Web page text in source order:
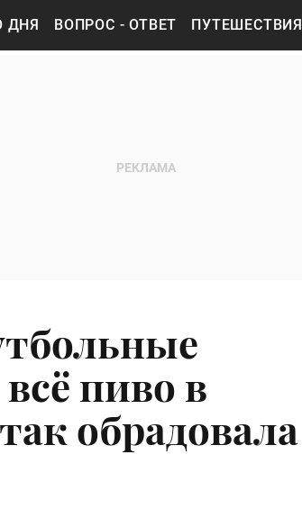
ДНЯ ВОПРОС - ОТВЕТ ПУТЕШЕСТВИЯ
пиво в
обрадовала